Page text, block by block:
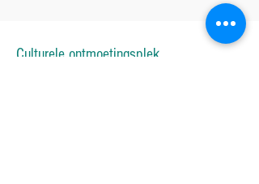
Culturele ontmoetingsplek